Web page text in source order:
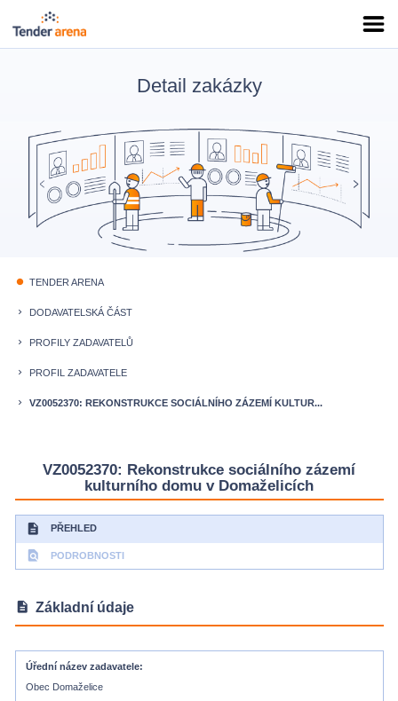
Detail zakázky
fiber_manual_record TENDER ARENA
keyboard_arrow_right DODAVATELSKÁ ČÁST
keyboard_arrow_right PROFILY ZADAVATELŮ
keyboard_arrow_right PROFIL ZADAVATELE
keyboard_arrow_right VZ0052370: REKONSTRUKCE SOCIÁLNÍHO ZÁZEMÍ KULTUR...
VZ0052370: Rekonstrukce sociálního zázemí
kulturního domu v Domaželicích
description PŘEHLED
find_in_page PODROBNOSTI
description Základní údaje
Úřední název zadavatele
Obec Domaželice